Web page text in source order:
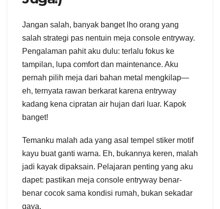
Jangan salah, banyak banget lho orang yang
salah strategi pas nentuin meja console entryway.
Pengalaman pahit aku dulu: terlalu fokus ke
tampilan, lupa comfort dan maintenance. Aku
pernah pilih meja dari bahan metal mengkilap—
eh, ternyata rawan berkarat karena entryway
kadang kena cipratan air hujan dari luar. Kapok
banget!
Temanku malah ada yang asal tempel stiker motif
kayu buat ganti warna. Eh, bukannya keren, malah
jadi kayak dipaksain. Pelajaran penting yang aku
dapet: pastikan meja console entryway benar-
benar cocok sama kondisi rumah, bukan sekadar
gaya.